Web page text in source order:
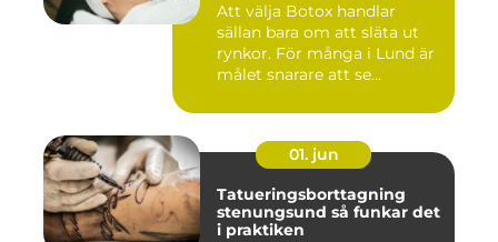
Att välja Botox handlar
sällan bara om att släta ut
rynkor. För många i Lund är
målet snarare att se...
01. jun
Tatueringsborttagning
stenungsund så funkar det
i praktiken